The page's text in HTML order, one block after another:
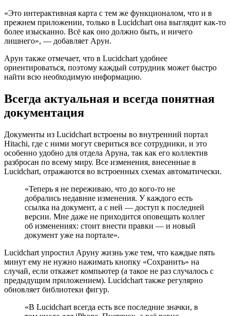
«Это интерактивная карта с тем же функционалом, что и в
прежнем приложении, только в Lucidchart она выглядит как-то
более изысканно. Всё как оно должно быть, и ничего
лишнего», — добавляет Арун.
Арун также отмечает, что в Lucidchart удобнее
ориентироваться, поэтому каждый сотрудник может быстро
найти всю необходимую информацию.
Всегда актуальная и всегда понятная
документация
Документы из Lucidchart встроены во внутренний портал
Hitachi, где с ними могут свериться все сотрудники, и это
особенно удобно для отдела Аруна, так как его коллектив
разбросан по всему миру. Все изменения, внесенные в
Lucidchart, отражаются во встроенных схемах автоматически.
«Теперь я не переживаю, что до кого-то не
добрались недавние изменения. У каждого есть
ссылка на документ, а с ней — доступ к последней
версии. Мне даже не приходится оповещать коллег
об изменениях: стоит внести правки — и новый
документ уже на портале».
Lucidchart упростил Аруну жизнь уже тем, что каждые пять
минут ему не нужно нажимать кнопку «Сохранить» на
случай, если откажет компьютер (а такое не раз случалось с
предыдущим приложением). Lucidchart также регулярно
обновляет библиотеки фигур.
«В Lucidchart всегда есть все последние значки, в